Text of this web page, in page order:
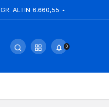
GR. ALTIN 6.660,55
0